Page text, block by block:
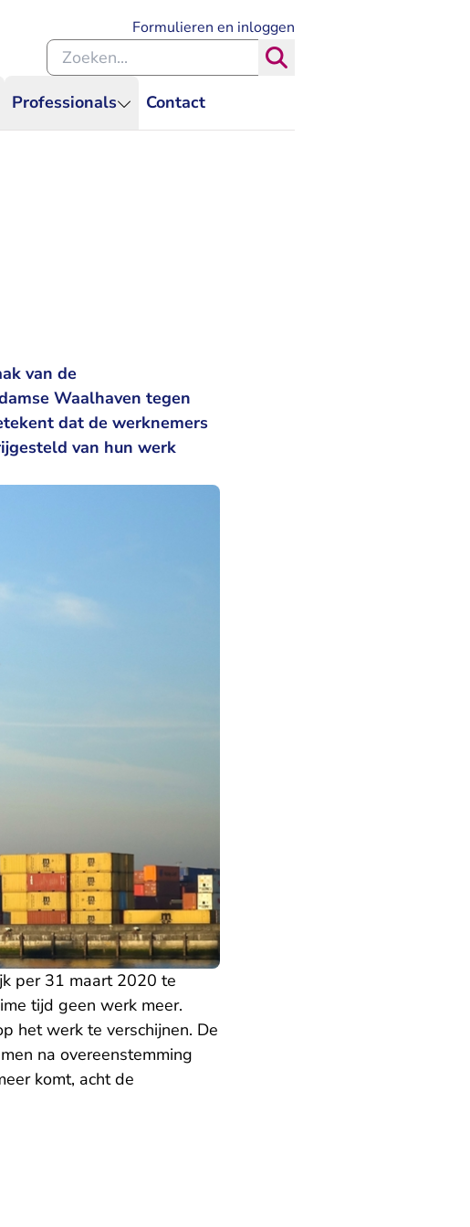
Professionals Contact
Formulieren en inloggen
Zoeken binnen de Rechtspraak
van de
Waalhaven tegen
dat de werknemers
van hun werk
per 31 maart 2020 te
tijd geen werk meer.
het werk te verschijnen. De
na overeenstemming
komt, acht de